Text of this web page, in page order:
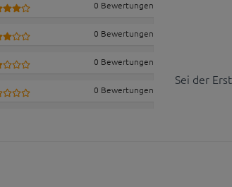
0 Bewertungen
0 Bewertungen
0 Bewertungen
0 Bewertungen
Sei der